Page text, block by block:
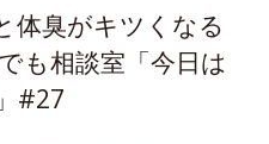
体臭がキツくなる
も相談室「今日は
#27